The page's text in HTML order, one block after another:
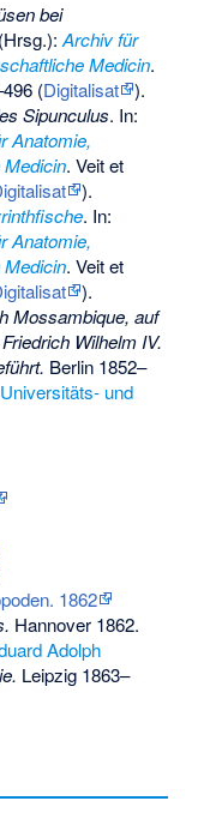
bei
Archiv für
Medicin.
(Digitalisat
).
Sipunculus. In:
Anatomie,
. Veit et
).
. In:
Anatomie,
. Veit et
).
Mossambique, auf
Wilhelm IV.
Berlin 1852–
Universitäts- und
1862
Hannover 1862.
Adolph
Leipzig 1863–